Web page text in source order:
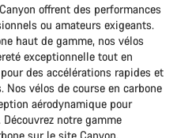
offrent des performances
ou amateurs exigeants.
haut de gamme, nos vélos
exceptionnelle tout en
des accélérations rapides et
vélos de course en carbone
aérodynamique pour
notre gamme